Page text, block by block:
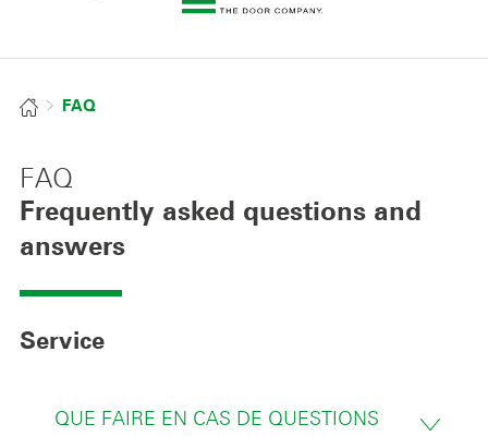
FAQ
FAQ
Frequently asked questions and
answers
Service
QUE FAIRE EN CAS DE QUESTIONS